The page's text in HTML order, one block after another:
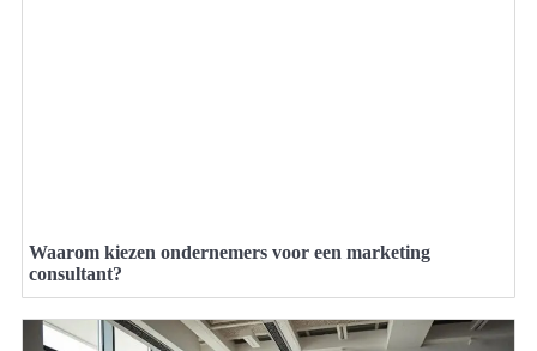
Waarom kiezen ondernemers voor een marketing
consultant?